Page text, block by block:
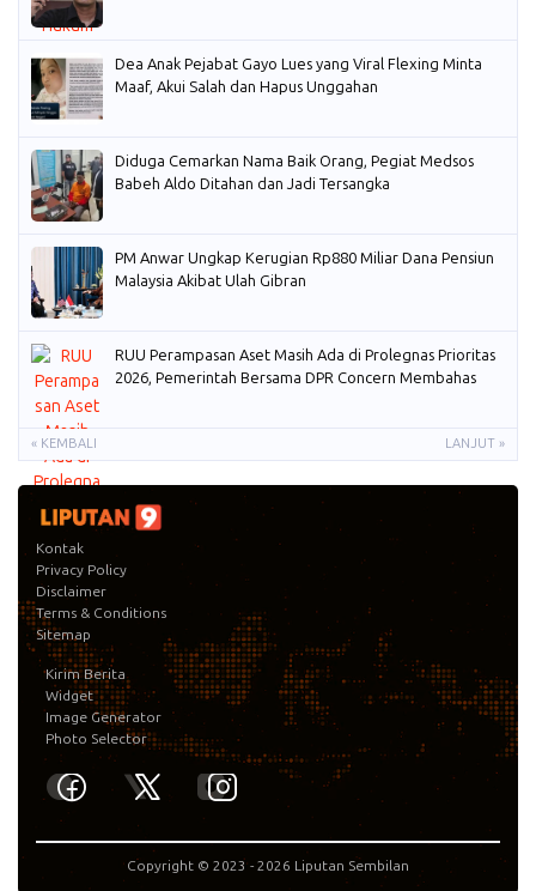
Dea Anak Pejabat Gayo Lues yang Viral Flexing Minta
Maaf, Akui Salah dan Hapus Unggahan
Diduga Cemarkan Nama Baik Orang, Pegiat Medsos
Babeh Aldo Ditahan dan Jadi Tersangka
PM Anwar Ungkap Kerugian Rp880 Miliar Dana Pensiun
Malaysia Akibat Ulah Gibran
RUU Perampasan Aset Masih Ada di Prolegnas Prioritas
2026, Pemerintah Bersama DPR Concern Membahas
« KEMBALI LANJUT »
Kontak
Privacy Policy
Disclaimer
Terms & Conditions
Sitemap
Kirim Berita
Widget
Image Generator
Photo Selector
Copyright © 2023 - 2026 Liputan Sembilan